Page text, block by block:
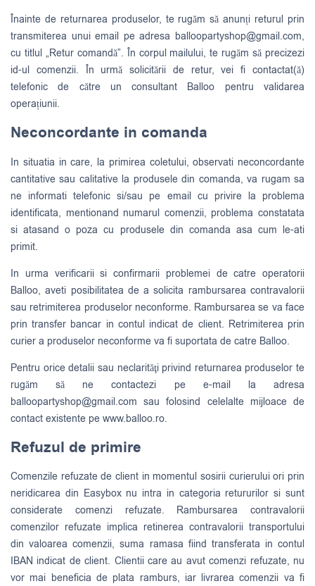
Înainte de returnarea produselor, te rugăm să anunți returul prin
transmiterea unui email pe adresa balloopartyshop@gmail.com,
cu titlul „Retur comandă”. În corpul mailului, te rugăm să precizezi
id-ul comenzii. În urmă solicitării de retur, vei fi contactat(ă)
telefonic de către un consultant Balloo pentru validarea
operațiunii.
Neconcordante in comanda
In situatia in care, la primirea coletului, observati neconcordante
cantitative sau calitative la produsele din comanda, va rugam sa
ne informati telefonic si/sau pe email cu privire la problema
identificata, mentionand numarul comenzii, problema constatata
si atasand o poza cu produsele din comanda asa cum le-ati
primit.
In urma verificarii si confirmarii problemei de catre operatorii
Balloo, aveti posibilitatea de a solicita rambursarea contravalorii
sau retrimiterea produselor neconforme. Rambursarea se va face
prin transfer bancar in contul indicat de client. Retrimiterea prin
curier a produselor neconforme va fi suportata de catre Balloo.
Pentru orice detalii sau neclarităţi privind returnarea produselor te
rugăm să ne contactezi pe e-mail la adresa
balloopartyshop@gmail.com sau folosind celelalte mijloace de
contact existente pe www.balloo.ro.
Refuzul de primire
Comenzile refuzate de client in momentul sosirii curierului ori prin
neridicarea din Easybox nu intra in categoria retururilor si sunt
considerate comenzi refuzate. Rambursarea contravalorii
comenzilor refuzate implica retinerea contravalorii transportului
din valoarea comenzii, suma ramasa fiind transferata in contul
IBAN indicat de client. Clientii care au avut comenzi refuzate, nu
vor mai beneficia de plata ramburs, iar livrarea comenzii va fi